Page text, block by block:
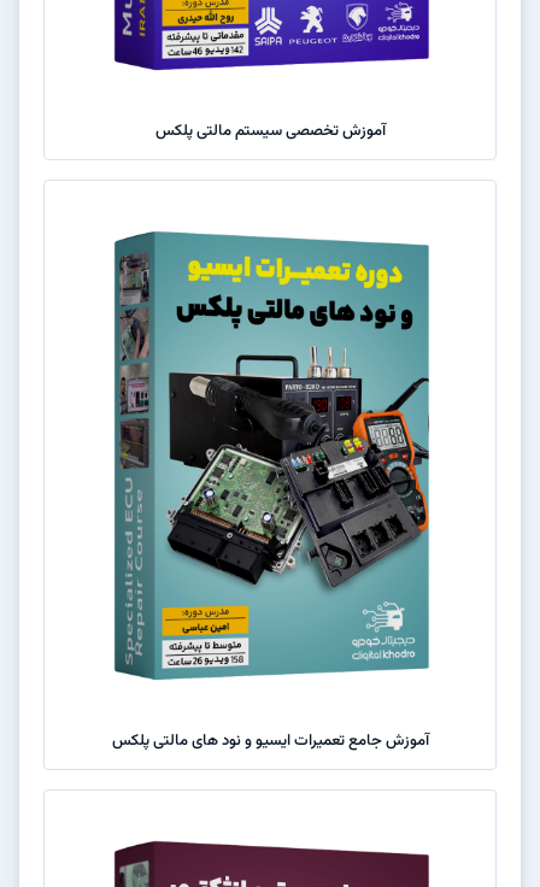
آموزش تخصصی سیستم مالتی پلکس
آموزش جامع تعمیرات ایسیو و نود های مالتی پلکس